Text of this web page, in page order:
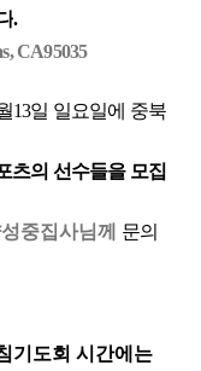
.
, CA95035
13일 일요일에 중북
츠의 선수들을 모집
중집사님께 문의
기도회 시간에는